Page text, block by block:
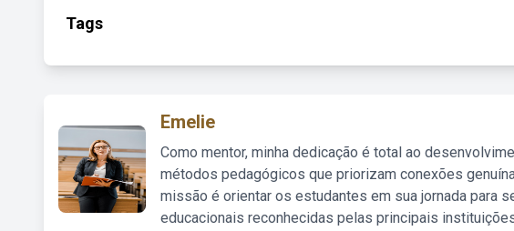
Tags
Emelie
Como mentor, minha dedicação é total ao
métodos pedagógicos que priorizam conexões
missão é orientar os estudantes em sua jornada para
educacionais reconhecidas pelas principais